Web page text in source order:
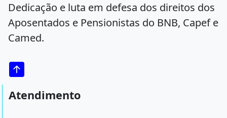
Dedicação e luta em defesa dos direitos dos
Aposentados e Pensionistas do BNB, Capef e
Camed.
Atendimento